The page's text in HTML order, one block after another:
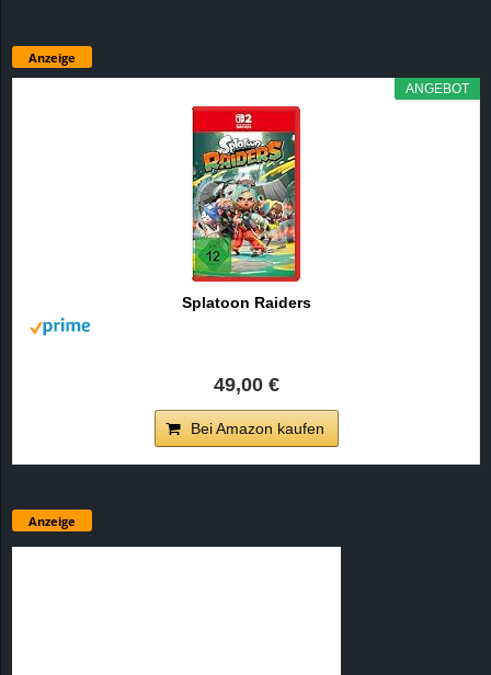
Anzeige
ANGEBOT
Splatoon Raiders
49,00 €
Bei Amazon kaufen
Anzeige